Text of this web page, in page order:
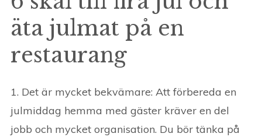
äta julmat på en
restaurang
1. Det är mycket bekvämare: Att förbereda en
julmiddag hemma med gäster kräver en del
jobb och mycket organisation. Du bör tänka på